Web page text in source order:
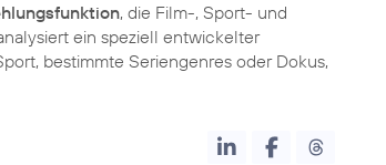
, die Film-, Sport- und
ein speziell entwickelter
bestimmte Seriengenres oder Dokus,